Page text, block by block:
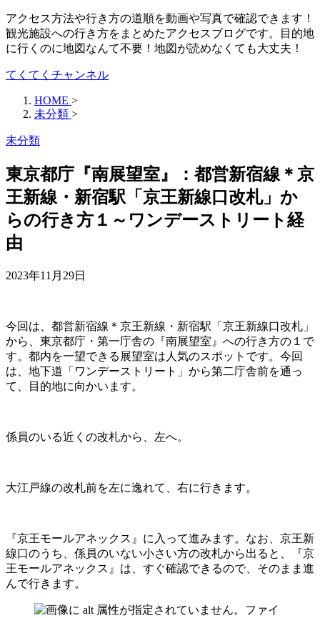
アクセス方法や行き方の道順を動画や写真で確認できます！
観光施設への行き方をまとめたアクセスブログです。目的地
に行くのに地図なんて不要！地図が読めなくても大丈夫！
てくてくチャンネル
HOME >
未分類 >
未分類
東京都庁『南展望室』：都営新宿線＊京
王新線・新宿駅「京王新線口改札」か
らの行き方１～ワンデーストリート経
由
2023年11月29日
今回は、都営新宿線＊京王新線・新宿駅「京王新線口改札」
から、東京都庁・第一庁舎の『南展望室』への行き方の１で
す。都内を一望できる展望室は人気のスポットです。今回
は、地下道「ワンデーストリート」から第二庁舎前を通っ
て、目的地に向かいます。
係員のいる近くの改札から、左へ。
大江戸線の改札前を左に逸れて、右に行きます。
『京王モールアネックス』に入って進みます。なお、京王新
線口のうち、係員のいない小さい方の改札から出ると、『京
王モールアネックス』は、すぐ確認できるので、そのまま進
んで行きます。